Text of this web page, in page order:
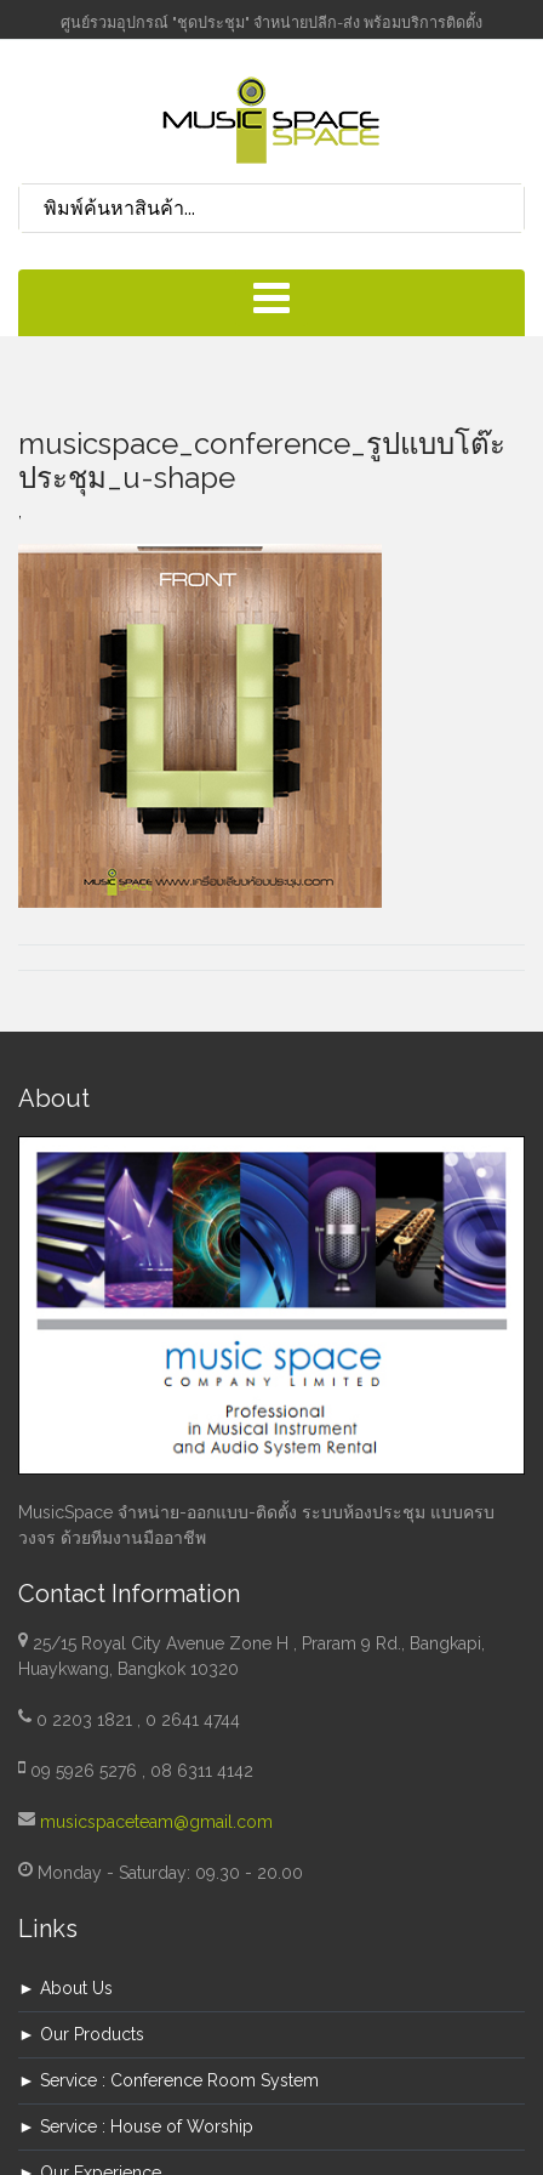
ศูนย์รวมอุปกรณ์ "ชุดประชุม" จำหน่ายปลีก-ส่ง พร้อมบริการติดตั้ง
musicspace_conference_รูปแบบโต๊ะ
ประชุม_u-shape
About
MusicSpace จำหน่าย-ออกแบบ-ติดตั้ง ระบบห้องประชุม แบบครบ
วงจร ด้วยทีมงานมืออาชีพ
Contact Information
25/15 Royal City Avenue Zone H , Praram 9 Rd., Bangkapi,
Huaykwang, Bangkok 10320
0 2203 1821 , 0 2641 4744
09 5926 5276 , 08 6311 4142
musicspaceteam@gmail.com
Monday - Saturday: 09.30 - 20.00
Links
► About Us
► Our Products
► Service : Conference Room System
► Service : House of Worship